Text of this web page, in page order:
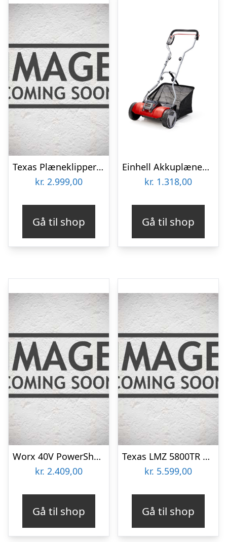
Texas Plæneklipper Razor 4200Li inkl. batteri og lader
kr. 2.999,00
Gå til shop
Einhell Akkuplæneklipper GE-HM 18/38 akku cylinder plæneklipper 38 cm. 18V u/batteri og lader
kr. 1.318,00
Gå til shop
Worx 40V PowerShare Plæneklipper 41 cm med 2 stk. 4,0Ah batteri og lader – WG745E
kr. 2.409,00
Gå til shop
Texas LMZ 5800TR plæneklipper selvkørende inkl. batteri og lader
kr. 5.599,00
Gå til shop